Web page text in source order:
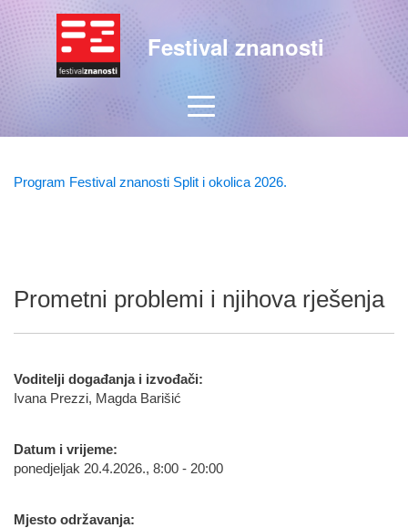
Festival znanosti
Program Festival znanosti Split i okolica 2026.
Prometni problemi i njihova rješenja
Voditelji događanja i izvođači:
Ivana Prezzi, Magda Barišić
Datum i vrijeme:
ponedjeljak 20.4.2026., 8:00 - 20:00
Mjesto održavanja: